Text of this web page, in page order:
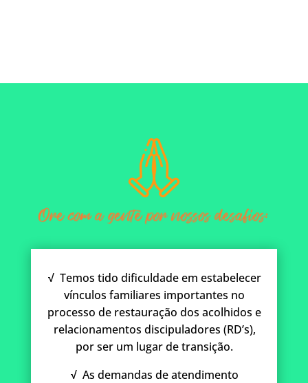
√Temos tido dificuldade em estabelecer
vínculos familiares importantes no
processo de restauração dos acolhidos e
relacionamentos discipuladores (RD’s),
por ser um lugar de transição.
√As demandas de atendimento